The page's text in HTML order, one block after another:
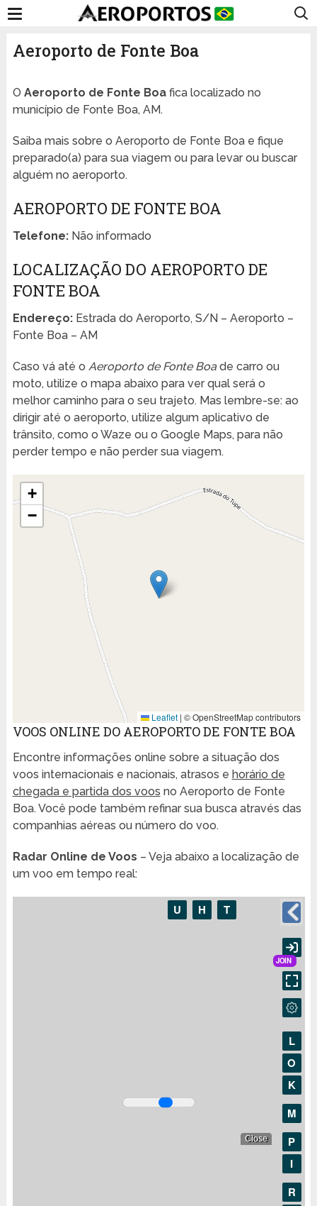
Aeroporto de Fonte Boa
O Aeroporto de Fonte Boafica localizado no
município de Fonte Boa, AM.
Saiba mais sobre o Aeroporto de Fonte Boa e fique
preparado(a) para sua viagem ou para levar ou buscar
alguém no aeroporto.
AEROPORTO DE FONTE BOA
Telefone:Não informado
LOCALIZAÇÃO DO AEROPORTO DE
FONTE BOA
Endereço:Estrada do Aeroporto, S/N – Aeroporto –
Fonte Boa – AM
Caso vá até o Aeroporto de Fonte Boade carro ou
moto, utilize o mapa abaixo para ver qual será o
melhor caminho para o seu trajeto. Mas lembre-se: ao
dirigir até o aeroporto, utilize algum aplicativo de
trânsito, como o Waze ou o Google Maps, para não
perder tempo e não perder sua viagem.
+
−
Leaflet | © OpenStreetMap contributors
VOOS ONLINE DO AEROPORTO DE FONTE BOA
Encontre informações online sobre a situação dos
voos internacionais e nacionais, atrasos e horário de
chegada e partida dos voos no Aeroporto de Fonte
Boa. Você pode também refinar sua busca através das
companhias aéreas ou número do voo.
Radar Online de Voos – Veja abaixo a localização de
um voo em tempo real: